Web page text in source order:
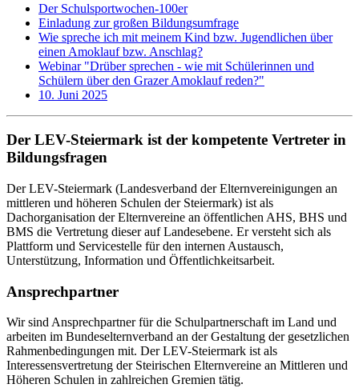
Der Schulsportwochen-100er
Einladung zur großen Bildungsumfrage
Wie spreche ich mit meinem Kind bzw. Jugendlichen über
einen Amoklauf bzw. Anschlag?
Webinar "Drüber sprechen - wie mit Schülerinnen und
Schülern über den Grazer Amoklauf reden?"
10. Juni 2025
Der LEV-Steiermark ist der kompetente Vertreter in
Bildungsfragen
Der LEV-Steiermark (Landesverband der Elternvereinigungen an
mittleren und höheren Schulen der Steiermark) ist als
Dachorganisation der Elternvereine an öffentlichen AHS, BHS und
BMS die Vertretung dieser auf Landesebene. Er versteht sich als
Plattform und Servicestelle für den internen Austausch,
Unterstützung, Information und Öffentlichkeitsarbeit.
Ansprechpartner
Wir sind Ansprechpartner für die Schulpartnerschaft im Land und
arbeiten im Bundeselternverband an der Gestaltung der gesetzlichen
Rahmenbedingungen mit. Der LEV-Steiermark ist als
Interessensvertretung der Steirischen Elternvereine an Mittleren und
Höheren Schulen in zahlreichen Gremien tätig.